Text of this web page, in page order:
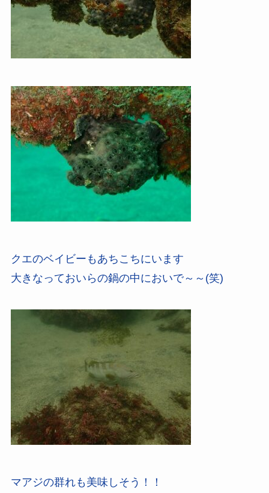
クエのベイビーもあちこちにいます
大きなっておいらの鍋の中においで～～(笑)
マアジの群れも美味しそう！！